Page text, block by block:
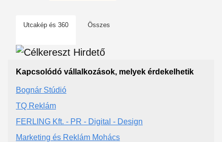
Utcakép és 360 Összes
Kapcsolódó vállalkozások, melyek érdekelhetik
Bognár Stúdió
TQ Reklám
FERLING Kft. - PR - Digital - Design
Marketing és Reklám Mohács